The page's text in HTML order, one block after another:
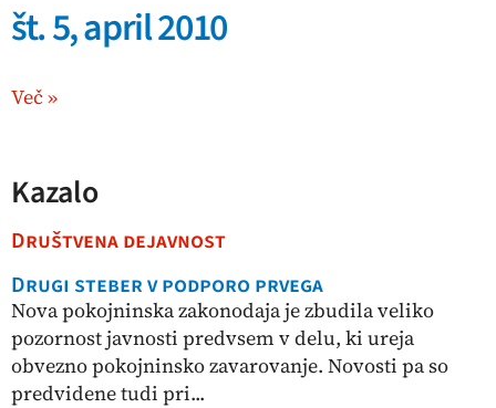
št. 5, april 2010
Več »
Kazalo
Društvena dejavnost
Drugi steber v podporo prvega
Nova pokojninska zakonodaja je zbudila veliko
pozornost javnosti predvsem v delu, ki ureja
obvezno pokojninsko zavarovanje. Novosti pa so
predvidene tudi pri...